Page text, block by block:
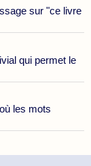
sur "ce livre
qui permet le
les mots